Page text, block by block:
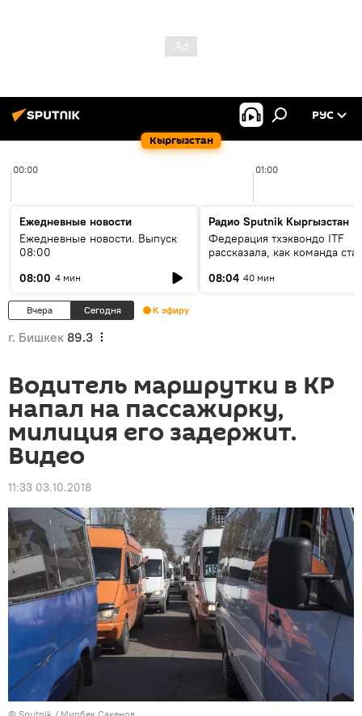
Кыргызстан
РУС
00:00 01:00
Ежедневные новости
Ежедневные новости. Выпуск
08:00
08:00 4 мин
Радио Sputnik Кыргызстан
Федерация тхэквондо ITF
рассказала, как команда
08:04 40 мин
Вчера Сегодня К эфиру
г. Бишкек 89.3
Водитель маршрутки в КР
напал на пассажирку,
милиция его задержит.
Видео
11:33 03.10.2018